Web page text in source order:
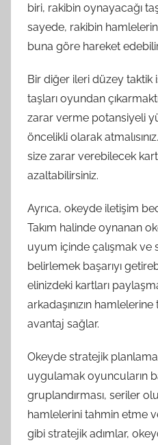
biri, rakibin oynayacağı
sayede, rakibin
buna göre hareket
Bir diğer ileri düzey taktik
taşları oyundan
zarar verme potansiyeli
öncelikli olarak
size zarar verebilecek
azaltabilirsiniz.
Ayrıca, okeyde iletişim
Takım halinde oynanan
uyum içinde çalışmak ve
belirlemek başarıyı
elinizdeki kartları
arkadaşınızın
avantaj sağlar.
Okeyde stratejik
uygulamak oyuncuların
gruplandırması, seriler
hamlelerini tahmin etme
gibi stratejik adımlar,